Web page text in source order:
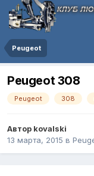
Peugeot
Peugeot 308
Peugeot 308
Автор kovalski
13 марта, 2015 в